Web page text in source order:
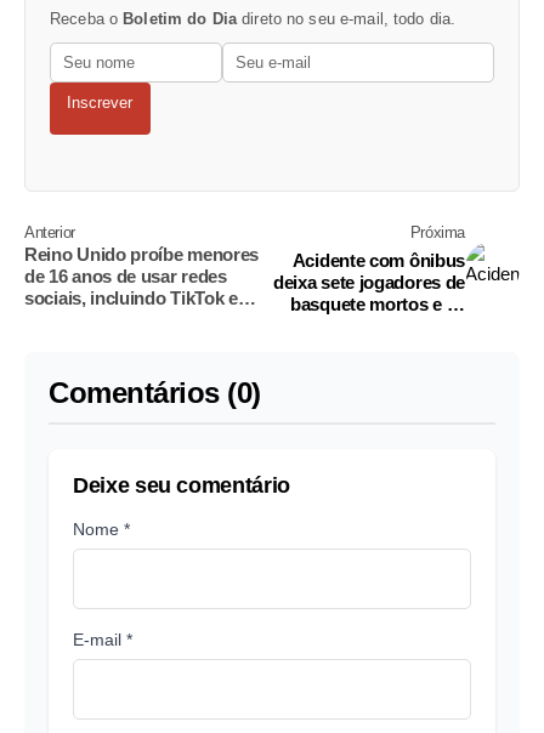
Receba o Boletim do Dia direto no seu e-mail, todo dia.
Inscrever
Anterior
Reino Unido proíbe menores
de 16 anos de usar redes
sociais, incluindo TikTok e
Próxima
Acidente com ônibus
deixa sete jogadores de
basquete mortos e 30
Comentários (0)
Deixe seu comentário
Nome *
E-mail *